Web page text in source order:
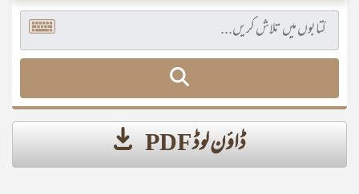
ڈاؤن لوڈ PDF